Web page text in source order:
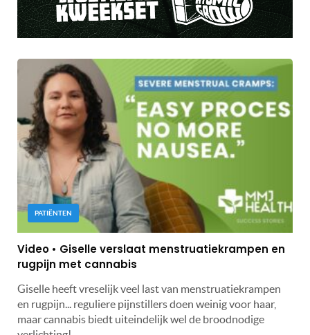
PATIËNTEN
Video • Giselle verslaat menstruatiekrampen en
rugpijn met cannabis
Giselle heeft vreselijk veel last van menstruatiekrampen
en rugpijn... reguliere pijnstillers doen weinig voor haar,
maar cannabis biedt uiteindelijk wel de broodnodige